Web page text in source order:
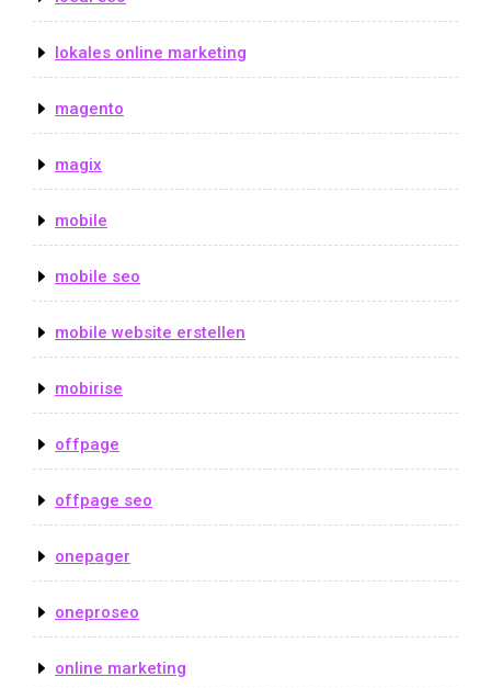
lokales online marketing
magento
magix
mobile
mobile seo
mobile website erstellen
mobirise
offpage
offpage seo
onepager
oneproseo
online marketing